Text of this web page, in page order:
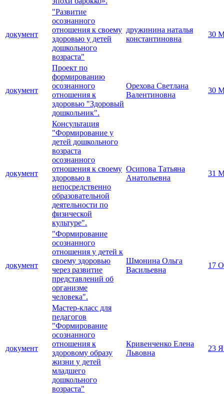
документ
"Развитие
осознанного
отношения к своему
здоровью у детей
дошкольного
возраста"
дружинина наталья
константиновна
30
документ
Проект по
формированию
осознанного
отношения к
здоровью "Здоровый
дошкольник".
Орехова Светлана
Валентиновна
30
документ
Консультация
"Формирование у
детей дошкольного
возраста
осознанного
отношения к своему
здоровью в
непосредственно
образовательной
деятельности по
физической
культуре".
Осипова Татьяна
Анатольевна
31
документ
"Формирование
осознанного
отношения у детей к
своему здоровью
через развитие
представлений об
организме
человека".
Шмонина Ольга
Васильевна
17
документ
Мастер-класс для
педагогов
"Формирование
осознанного
отношения к
здоровому образу
жизни у детей
младшего
дошкольного
возраста"
Кривенченко Елена
Львовна
23